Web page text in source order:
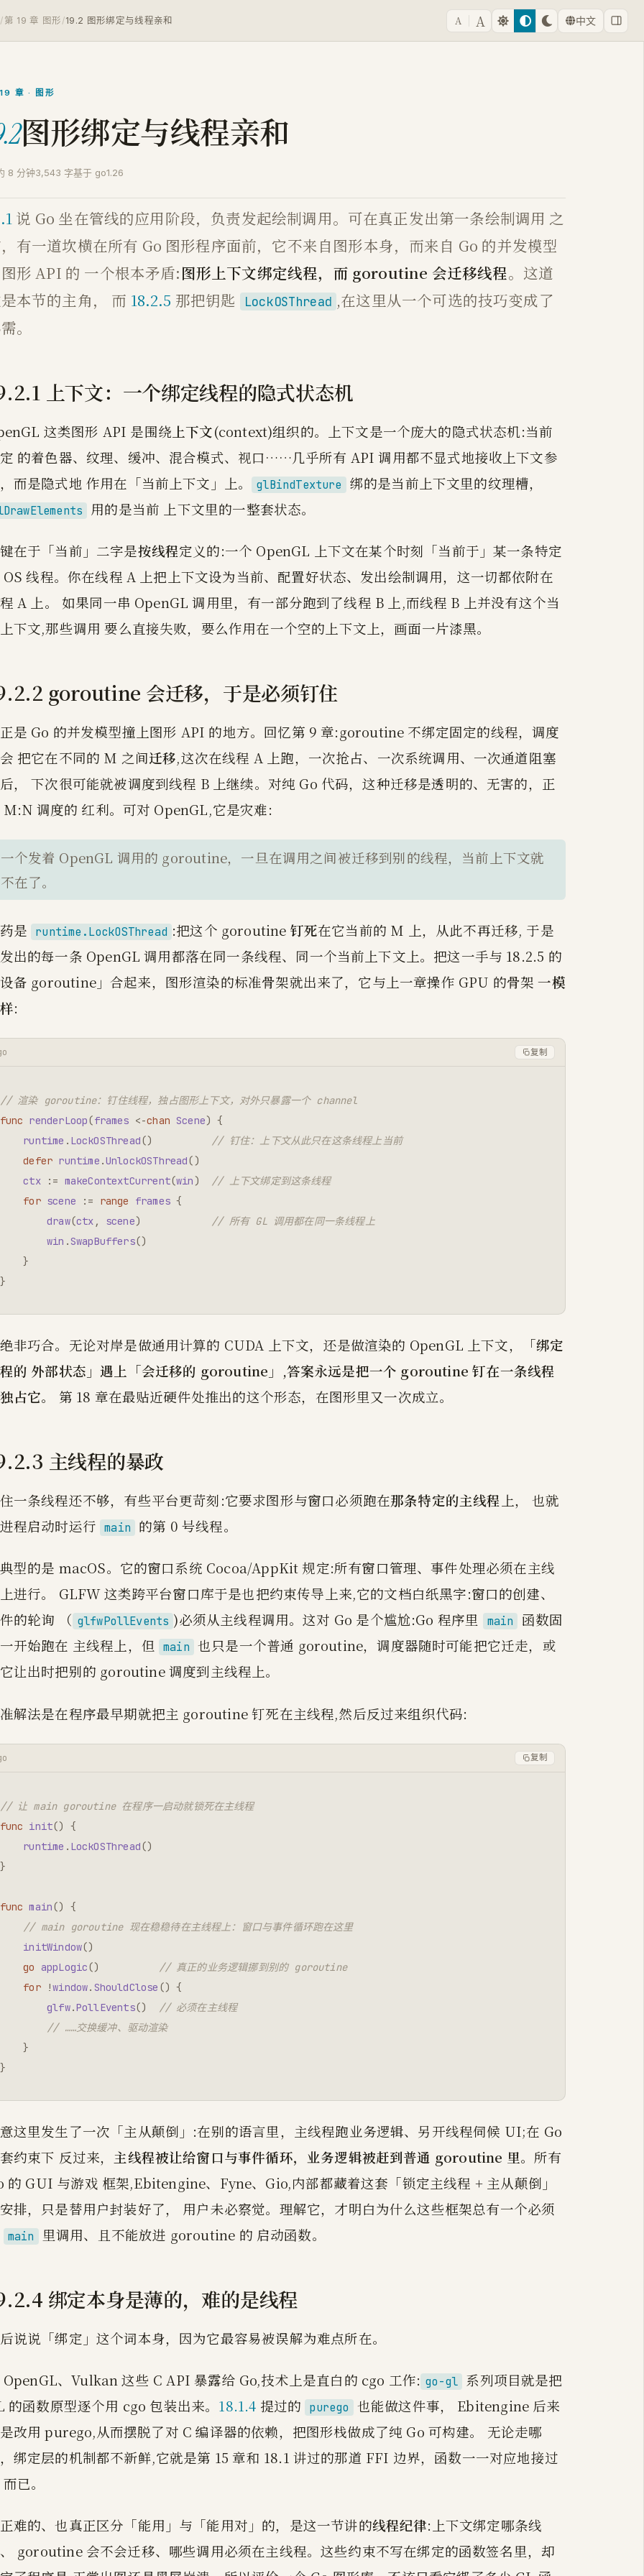
/ 第 19 章 图形 /19.2 图形绑定与线程亲和 A A 中文
章 · 图形
图形绑定与线程亲和
8 分钟3,543 字基于 go1.26
说 Go 坐在管线的应用阶段，负责发起绘制调用。可在真正发出第一条绘制调用 之
有一道坎横在所有 Go 图形程序面前，它不来自图形本身，而来自 Go 的并发模型
形 API 的 一个根本矛盾:图形上下文绑定线程，而 goroutine 会迁移线程。这道
本节的主角， 而 18.2.5 那把钥匙 LockOSThread ,在这里从一个可选的技巧变成了
。
上下文：一个绑定线程的隐式状态机
这类图形 API 是围绕 上下文(context)组织的。上下文是一个庞大的隐式状态机:当前
的着色器、纹理、缓冲、混合模式、视口……几乎所有 API 调用都不显式地接收上下文参
而是隐式地 作用在「当前上下文」上。 glBindTexture 绑的是当前上下文里的纹理槽，
用的是当前 上下文里的一整套状态。
在于「当前」二字是按线程定义的:一个 OpenGL 上下文在某个时刻「当前于」某一条特定
OS 线程。你在线程 A 上把上下文设为当前、配置好状态、发出绘制调用，这一切都依附在
A 上。 如果同一串 OpenGL 调用里，有一部分跑到了线程 B 上,而线程 B 上并没有这个当
下文,那些调用 要么直接失败，要么作用在一个空的上下文上，画面一片漆黑。
goroutine 会迁移，于是必须钉住
是 Go 的并发模型撞上图形 API 的地方。回忆第 9 章:goroutine 不绑定固定的线程，调度
把它在不同的 M 之间迁移,这次在线程 A 上跑，一次抢占、一次系统调用、一次通道阻塞
， 下次很可能就被调度到线程 B 上继续。对纯 Go 代码，这种迁移是透明的、无害的，正
M:N 调度的 红利。可对 OpenGL,它是灾难:
一个发着 OpenGL 调用的 goroutine，一旦在调用之间被迁移到别的线程，当前上下文就
不在了。
是 runtime.LockOSThread :把这个 goroutine 钉死在它当前的 M 上，从此不再迁移, 于是
出的每一条 OpenGL 调用都落在同一条线程、同一个当前上下文上。把这一手与 18.2.5 的
备 goroutine」合起来，图形渲染的标准骨架就出来了，它与上一章操作 GPU 的骨架一模
:
复制
// 渲染 goroutine：钉住线程，独占图形上下文，对外只暴露一个 channel
func renderLoop(frames <-chan Scene) {
runtime . LockOSThread()
// 钉住：上下文从此只在这条线程上当前
defer runtime .UnlockOSThread()
ctx
:= makeContextCurrent(win)
// 上下文绑定到这条线程
for scene := range frames {
draw(ctx , scene)
// 所有 GL 调用都在同一条线程上
win .SwapBuffers()
}
}
非巧合。无论对岸是做通用计算的 CUDA 上下文，还是做渲染的 OpenGL 上下文，
「绑定
的 外部状态」遇上「会迁移的 goroutine」,答案永远是把一个 goroutine 钉在一条线程
占它。 第 18 章在最贴近硬件处推出的这个形态，在图形里又一次成立。
主线程的暴政
一条线程还不够，有些平台更苛刻:它要求图形与窗口必须跑在那条特定的主线程 上， 也就
程启动时运行 main 的第 0 号线程。
型的是 macOS。它的窗口系统 Cocoa/AppKit 规定:所有窗口管理、事件处理必须在主线
进行。 GLFW 这类跨平台窗口库于是也把约束传导上来,它的文档白纸黑字:窗口的创建、
的轮询 （ glfwPollEvents )必须从主线程调用。这对 Go 是个尴尬:Go 程序里 main
函数固
开始跑在 主线程上，但 main 也只是一个普通 goroutine，调度器随时可能把它迁走，或
让出时把别的 goroutine 调度到主线程上。
解法是在程序最早期就把主 goroutine 钉死在主线程,然后反过来组织代码:
复制
// 让 main goroutine 在程序一启动就锁死在主线程
func init()
{
runtime . LockOSThread()
}
func main()
{
// main goroutine 现在稳稳待在主线程上：窗口与事件循环跑在这里
initWindow()
go appLogic()
// 真正的业务逻辑挪到别的 goroutine
for
!window. ShouldClose () {
glfw.PollEvents()
// 必须在主线程
// ……交换缓冲、驱动渲染
}
}
这里发生了一次「主从颠倒」:在别的语言里，主线程跑业务逻辑、另开线程伺候 UI;在 Go
约束下 反过来， 主线程被让给窗口与事件循环，业务逻辑被赶到普通 goroutine 里。所有
的 GUI 与游戏 框架,Ebitengine、Fyne、Gio,内部都藏着这套「锁定主线程 + 主从颠倒」
排，只是替用户封装好了， 用户未必察觉。理解它，才明白为什么这些框架总有一个必须
main 里调用、且不能放进 goroutine 的 启动函数。
绑定本身是薄的，难的是线程
说说「绑定」这个词本身，因为它最容易被误解为难点所在。
OpenGL、Vulkan 这些 C API 暴露给 Go,技术上是直白的 cgo 工作: go-gl 系列项目就是把
的函数原型逐个用 cgo 包装出来。 18.1.4 提过的 purego 也能做这件事， Ebitengine 后来
改用 purego,从而摆脱了对 C 编译器的依赖，把图形栈做成了纯 Go 可构建。 无论走哪
绑定层的机制都不新鲜,它就是第 15 章和 18.1 讲过的那道 FFI 边界，函数一一对应地接过
已。
难的、也真正区分「能用」与「能用对」的，是这一节讲的线程纪律:上下文绑定哪条线
goroutine 会不会迁移、哪些调用必须在主线程。这些约束不写在绑定的函数签名里，却